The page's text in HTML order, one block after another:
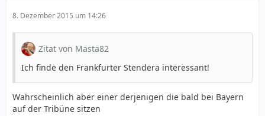
8. Dezember 2015 um 14:26
Zitat von Masta82
Ich finde den Frankfurter Stendera interessant!
Wahrscheinlich aber einer derjenigen die bald bei Bayern
auf der Tribüne sitzen